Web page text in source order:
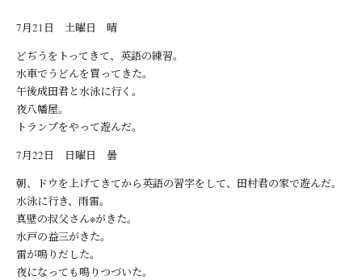
7月21日 土曜日 晴
どぢうをトってきて、英語の練習。
水車でうどんを買ってきた。
午後成田君と水泳に行く。
夜八幡屋。
トランプをやって遊んだ。
7月22日 日曜日 曇
朝、ドウを上げてきてから英語の習字をして、田村君の家で遊んだ。
水泳に行き、雨雷。
真壁の叔父さん※がきた。
水戸の益三がきた。
雷が鳴りだした。
夜になっても鳴りつづいた。